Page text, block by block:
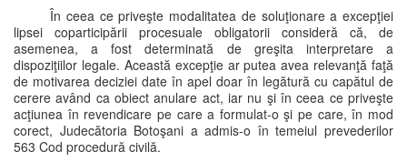
În ceea ce priveşte modalitatea de soluţionare a excepţiei
lipsei coparticipării procesuale obligatorii consideră că, de
asemenea, a fost determinată de greşita interpretare a
dispoziţiilor legale. Această excepţie ar putea avea relevanţă faţă
de motivarea deciziei date în apel doar în legătură cu capătul de
cerere având ca obiect anulare act, iar nu şi în ceea ce priveşte
acţiunea în revendicare pe care a formulat-o şi pe care, în mod
corect, Judecătoria Botoşani a admis-o în temeiul prevederilor
563 Cod procedură civilă.